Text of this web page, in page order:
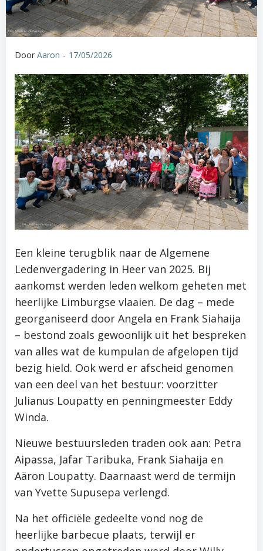
Door Aaron - 17/05/2026
Een kleine terugblik naar de Algemene
Ledenvergadering in Heer van 2025. Bij
aankomst werden leden welkom geheten met
heerlijke Limburgse vlaaien. De dag – mede
georganiseerd door Angela en Frank Siahaija
– bestond zoals gewoonlijk uit het bespreken
van alles wat de kumpulan de afgelopen tijd
bezig hield. Ook werd er afscheid genomen
van een deel van het bestuur: voorzitter
Julianus Loupatty en penningmeester Eddy
Winda.
Nieuwe bestuursleden traden ook aan: Petra
Aipassa, Jafar Taribuka, Frank Siahaija en
Aäron Loupatty. Daarnaast werd de termijn
van Yvette Supusepa verlengd.
Na het officiële gedeelte vond nog de
heerlijke barbecue plaats, terwijl er